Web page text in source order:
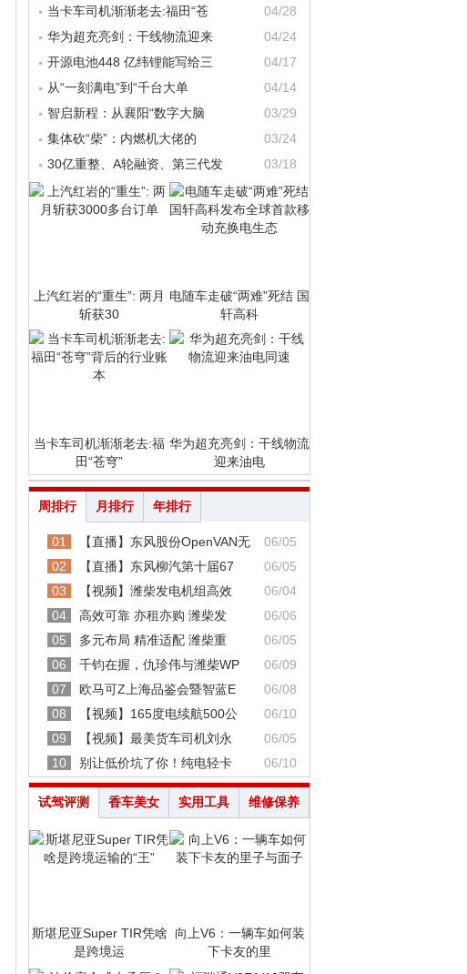
当卡车司机渐渐老去:福田“苍
04/28
华为超充亮剑：干线物流迎来
04/24
开源电池448 亿纬锂能写给三
04/17
从“一刻满电”到“千台大单
04/14
智启新程：从襄阳“数字大脑
03/29
集体砍“柴”：内燃机大佬的
03/24
30亿重整、A轮融资、第三代发
03/18
上汽红岩的“重生”: 两月
斩获30
电随车走破“两难”死结 国
轩高科
当卡车司机渐渐老去:福
田“苍穹”
华为超充亮剑：干线物流
迎来油电
周排行 月排行 年排行
01 【直播】东风股份OpenVAN无
06/05
02
【直播】东风柳汽第十届67
06/05
03
【视频】潍柴发电机组高效
06/04
04
高效可靠 亦租亦购 潍柴发
06/06
05
多元布局 精准适配 潍柴重
06/05
06
千钧在握，仇珍伟与潍柴WP
06/09
07
欧马可Z上海品鉴会暨智蓝E
06/08
08
【视频】165度电续航500公
06/10
09
【视频】最美货车司机刘永
06/05
10
别让低价坑了你！纯电轻卡 06/10
试驾评测 香车美女 实用工具 维修保养
斯堪尼亚Super TIR凭啥
是跨境运
向上V6：一辆车如何装
下卡友的里